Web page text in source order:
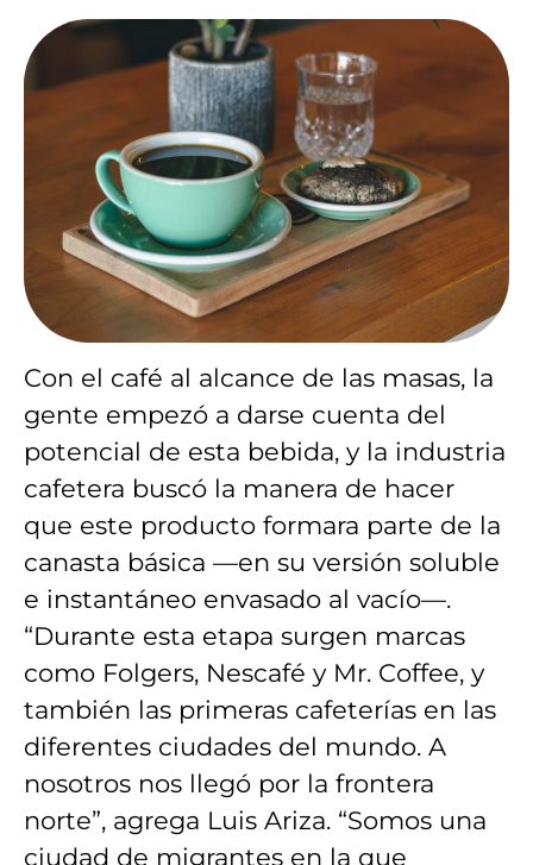
Con el café al alcance de las masas, la
gente empezó a darse cuenta del
potencial de esta bebida, y la industria
cafetera buscó la manera de hacer
que este producto formara parte de la
canasta básica —en su versión soluble
e instantáneo envasado al vacío—.
“Durante esta etapa surgen marcas
como Folgers, Nescafé y Mr. Coffee, y
también las primeras cafeterías en las
diferentes ciudades del mundo. A
nosotros nos llegó por la frontera
norte”, agrega Luis Ariza. “Somos una
ciudad de migrantes en la que